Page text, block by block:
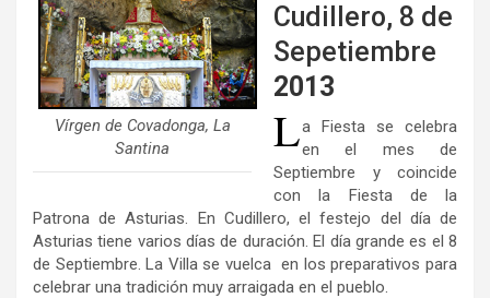
Vírgen de Covadonga, La
Santina
Cudillero, 8 de
Sepetiembre
2013
La Fiesta se celebra
en el mes de
Septiembre y coincide
con la Fiesta de la
Patrona de Asturias. En Cudillero, el festejo del día de
Asturias tiene varios días de duración. El día grande es el 8
de Septiembre. La Villa se vuelca en los preparativos para
celebrar una tradición muy arraigada en el pueblo.